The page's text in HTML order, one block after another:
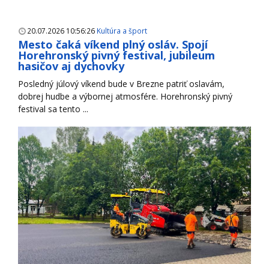
20.07.2026 10:56:26 Kultúra a šport
Mesto čaká víkend plný osláv. Spojí
Horehronský pivný festival, jubileum
hasičov aj dychovky
Posledný júlový víkend bude v Brezne patriť oslavám,
dobrej hudbe a výbornej atmosfére. Horehronský pivný
festival sa tento ...